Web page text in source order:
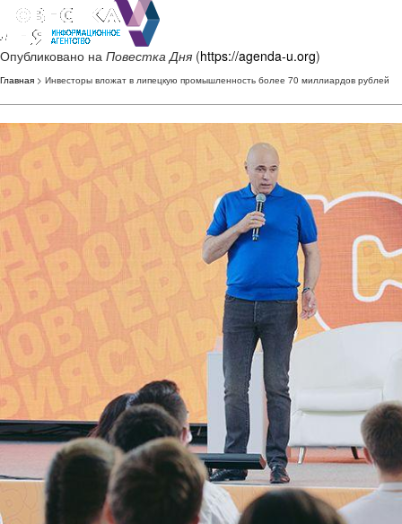
Опубликовано на Повестка Дня (https://agenda-u.org)
Главная > Инвесторы вложат в липецкую промышленность более 70 миллиардов рублей